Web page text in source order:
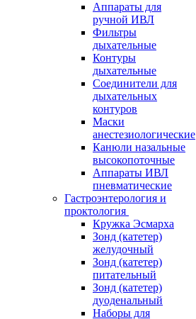
Аппараты для
ручной ИВЛ
Фильтры
дыхательные
Контуры
дыхательные
Соединители для
дыхательных
контуров
Маски
анестезиологические
Канюли назальные
высокопоточные
Аппараты ИВЛ
пневматические
Гастроэнтерология и
проктология
Кружка Эсмарха
Зонд (катетер)
желудочный
Зонд (катетер)
питательный
Зонд (катетер)
дуоденальный
Наборы для